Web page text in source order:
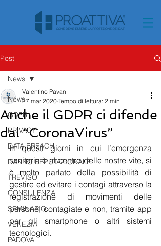
Post
News
GDPR
PRIVACY
DATA BREACH
DANNO REPUTAZIONALE
TREVISO
CONSULENZA
SEMINARIO
VENEZIA
PADOVA
News
Anche il GDPR ci difende
dal “CoronaVirus”
Valentino Pavan
27 mar 2020 Tempo di lettura: 2 min
In questi giorni in cui l’emergenza
sanitaria è al centro delle nostre vite, si
è molto parlato della possibilità di
gestire ed evitare i contagi attraverso la
registrazione di movimenti delle
persone, contagiate e non, tramite app
per gli smartphone o altri sistemi
tecnologici.